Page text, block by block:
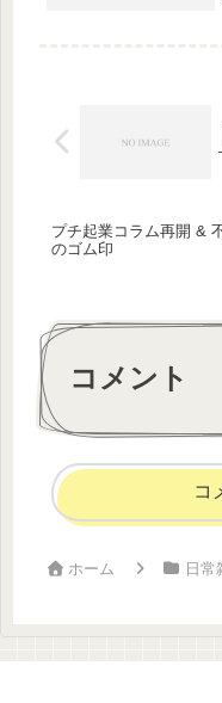
プチ起業コラム再開 &
のゴム印
コメント
コ
ホーム 日常